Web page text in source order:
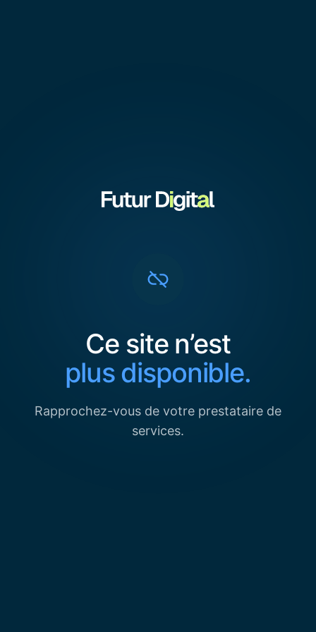
Ce site n’est
plus disponible.
Rapprochez-vous de votre prestataire de
services.